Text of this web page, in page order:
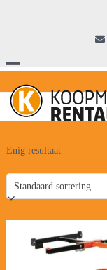
mobile
menu
mobile
menu
Enig resultaat